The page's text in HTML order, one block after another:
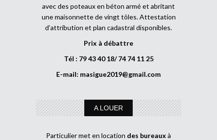
avec des poteaux en béton armé et abritant
une maisonnette de vingt tôles. Attestation
d’attribution et plan cadastral disponibles.
Prix à débattre
Tél : 79 43 40 18/ 74 74 11 25
E-mail: masigue2019@gmail.com
A LOUER
Particulier met en location des bureaux à